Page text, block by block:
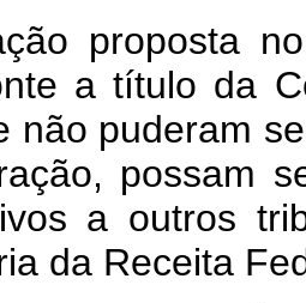
proposta
a título da
não puderam
possam
a outros
da Receita